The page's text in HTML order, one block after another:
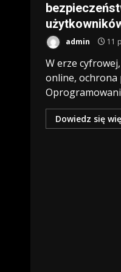
admin 11
W erze
online, ochrona
Dowiedz się